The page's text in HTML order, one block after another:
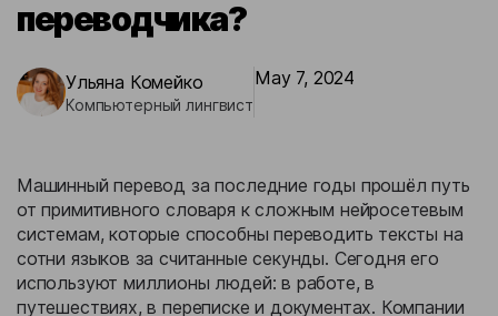
Бизнес-кейсы
переводчика?
Ульяна Комейко
Компьютерный лингвист
May 7, 2024
Машинный перевод за последние годы прошёл путь
от примитивного словаря к сложным нейросетевым
системам, которые способны переводить тексты на
сотни языков за считанные секунды. Сегодня его
используют миллионы людей: в работе, в
путешествиях, в переписке и документах. Компании